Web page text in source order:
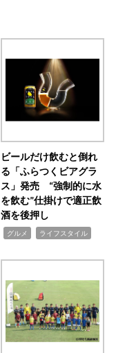
ビールだけ飲むと倒れ
る「ふらつくビアグラ
ス」発売 “強制的に水
を飲む”仕掛けで適正飲
酒を後押し
グルメ ライフスタイル